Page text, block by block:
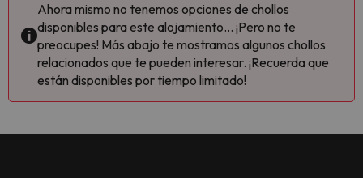
Ahora mismo no tenemos opciones de chollos
disponibles para este alojamiento... ¡Pero no te
preocupes! Más abajo te mostramos algunos chollos
relacionados que te pueden interesar. ¡Recuerda que
están disponibles por tiempo limitado!